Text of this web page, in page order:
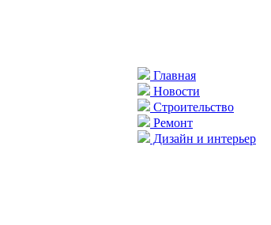
Главная
Новости
Строительство
Ремонт
Дизайн и интерьер